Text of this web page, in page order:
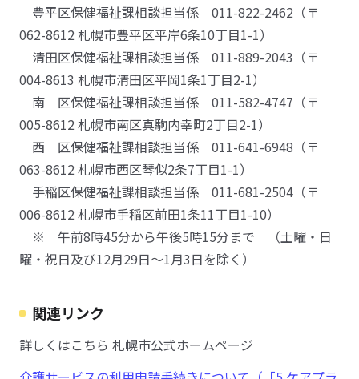
豊平区保健福祉課相談担当係 011-822-2462（〒
062-8612 札幌市豊平区平岸6条10丁目1-1）
清田区保健福祉課相談担当係 011-889-2043（〒
004-8613 札幌市清田区平岡1条1丁目2-1）
南 区保健福祉課相談担当係 011-582-4747（〒
005-8612 札幌市南区真駒内幸町2丁目2-1）
西 区保健福祉課相談担当係 011-641-6948（〒
063-8612 札幌市西区琴似2条7丁目1-1）
手稲区保健福祉課相談担当係 011-681-2504（〒
006-8612 札幌市手稲区前田1条11丁目1-10）
※ 午前8時45分から午後5時15分まで （土曜・日
曜・祝日及び12月29日～1月3日を除く）
関連リンク
詳しくはこちら 札幌市公式ホームページ